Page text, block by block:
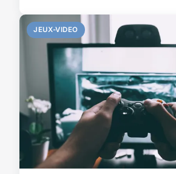
JEUX-VIDEO